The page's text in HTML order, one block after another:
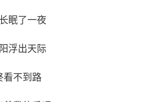
眠了一夜
浮出天际
看不到路